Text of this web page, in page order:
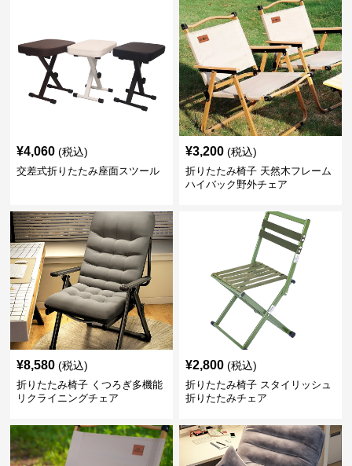
¥4,060 (税込)
交差式折りたたみ座面スツール
¥3,200 (税込)
折りたたみ椅子 天然木フレーム
ハイバック野外チェア
¥8,580 (税込)
折りたたみ椅子 くつろぎ多機能
リクライニングチェア
¥2,800 (税込)
折りたたみ椅子 スタイリッシュ
折りたたみチェア